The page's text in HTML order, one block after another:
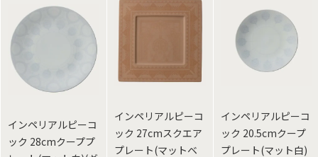
インペリアルピーコ
ック 28cmクーププ
インペリアルピーコ
ック 27cmスクエア
プレート(マットベ
インペリアルピーコ
ック 20.5cmクープ
プレート(マット白)